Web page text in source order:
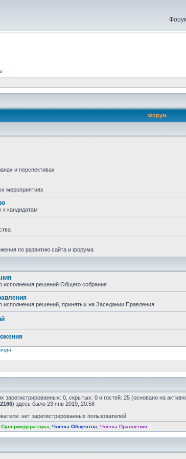
Форум
и перспективах
мероприятиях
к кандидатам
по развитию сайта и форума
исполнения решений Общего собрания
исполнения решений, принятых на Заседании Правления
зарегистрированных: 0, скрытых: 0 и гостей: 25 (основано на
2166) здесь было 23 янв 2019, 20:58
нет зарегистрированных пользователей
Супермодераторы Члены Общества Члены Правления